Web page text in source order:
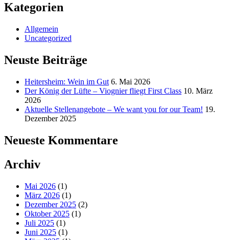
Kategorien
Allgemein
Uncategorized
Neuste Beiträge
Heitersheim: Wein im Gut 6. Mai 2026
Der König der Lüfte – Viognier fliegt First Class 10. März
2026
Aktuelle Stellenangebote – We want you for our Team! 19.
Dezember 2025
Neueste Kommentare
Archiv
Mai 2026 (1)
März 2026 (1)
Dezember 2025 (2)
Oktober 2025 (1)
Juli 2025 (1)
Juni 2025 (1)